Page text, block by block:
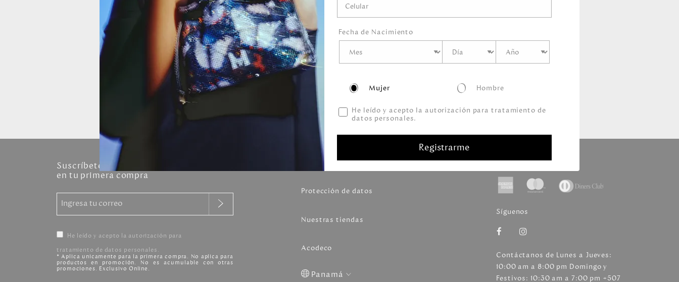
Porta billetes para hombre: Elegancia en un accesorio práctico y atemporal
Volver arriba
Suscríbete y recibe
en tu primera compra
He leído y acepto la autorización para
tratamiento de datos personales.
* Aplica unicamente para la primera compra. No aplica para
productos en promoción. No es acumulable con otras
promociones. Exclusivo Online.
Servicio al cliente
Protección de datos
Nuestras tiendas
Acodeco
Panamá
Medios de pago
Síguenos
Contáctanos de Lunes a Jueves:
10:00 am a 8:00 pm Domingo y
Festivos: 10:30 am a 7:00 pm +507
Fecha de Nacimiento
Mujer Hombre
He leído y acepto la autorización para tratamiento de
datos personales.
Registrarme